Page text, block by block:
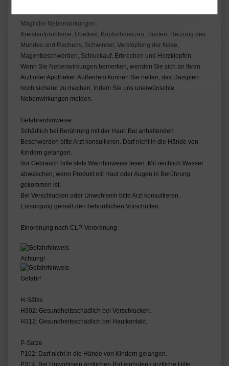
Mögliche Nebenwirkungen:
Kreislaufprobleme, Übelkeit, Kopfschmerzen, Husten, Reizung des
Mundes und Rachens, Schwindel, Verstopfung der Nase,
Magenbeschwerden, Schluckauf, Erbrechen und Herzklopfen.
Wenn Sie Nebenwirkungen bemerken, wenden Sie sich an Ihren
Arzt oder Apotheker. Außerdem können Sie helfen, das Dampfen
noch sicherer zu machen, indem Sie uns unerwünschte
Nebenwirkungen melden.
Gefahrenhinweise:
Schädlich bei Berührung mit der Haut. Bei anhaltenden
Beschwerden bitte Arzt konsultieren. Darf nicht in die Hände von
Kindern gelangen.
Vor Gebrauch bitte stets Warnhinweise lesen. Mit reichlich Wasser
abwaschen, wenn Produkt mit Haut oder Augen in Berührung
gekommen ist.
Bei Verschlucken oder Unwohlsein bitte Arzt konsultieren.
Entsorgung gemäß den behördlichen Vorschriften.
Einordnung nach CLP-Verordnung
Achtung!
Gefahr!
H-Sätze
H302: Gesundheitsschädlich bei Verschlucken.
H312: Gesundheitsschädlich bei Hautkontakt.
P-Sätze
P102: Darf nicht in die Hände von Kindern gelangen.
P314: Bei Unwohlsein ärztlichen Rat einholen / ärztliche Hilfe